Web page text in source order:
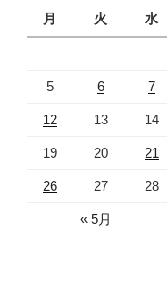
月
火 水
5 6 7
12 13 14
19 20 21
26 27 28
« 5月